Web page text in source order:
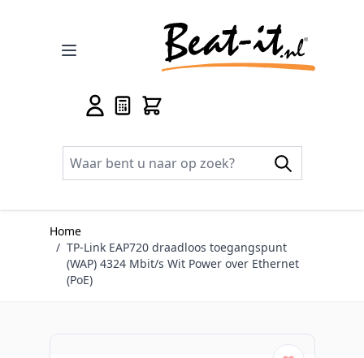
Home
/ TP-Link EAP720 draadloos toegangspunt
(WAP) 4324 Mbit/s Wit Power over Ethernet
(PoE)